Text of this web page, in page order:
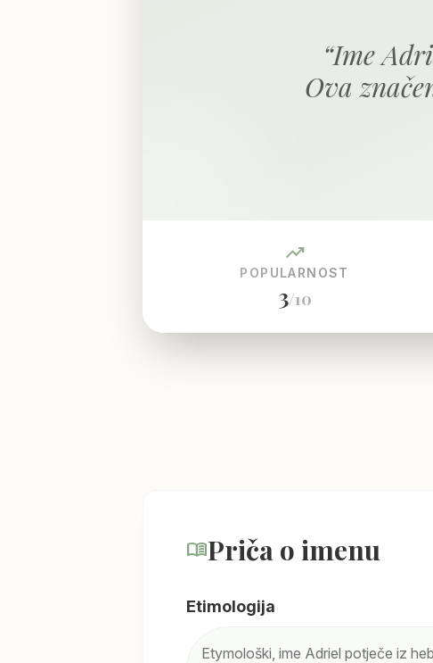
“Ime
Ova
trending_up
POPULARNOST
3/10
menu_bookPriča o imenu
Etimologija
Etymološki, ime Adriel potječe iz